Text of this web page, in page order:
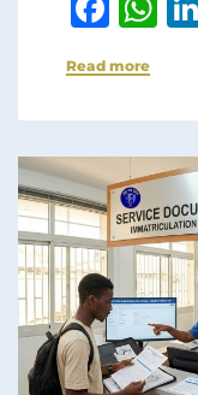
c
e
b
o
o
k
s
A
p
p
Read more